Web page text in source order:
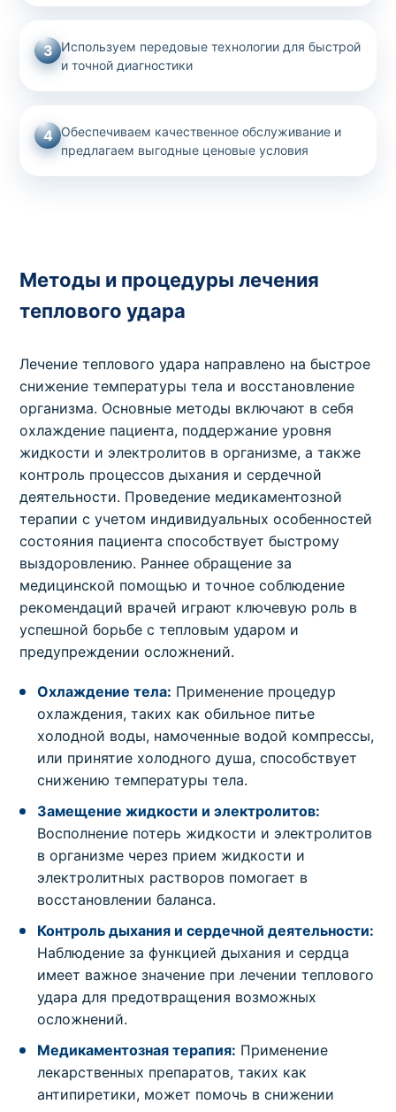
3 Используем передовые технологии для быстрой
и точной диагностики
4 Обеспечиваем качественное обслуживание и
предлагаем выгодные ценовые условия
Методы и процедуры лечения
теплового удара
Лечение теплового удара направлено на быстрое
снижение температуры тела и восстановление
организма. Основные методы включают в себя
охлаждение пациента, поддержание уровня
жидкости и электролитов в организме, а также
контроль процессов дыхания и сердечной
деятельности. Проведение медикаментозной
терапии с учетом индивидуальных особенностей
состояния пациента способствует быстрому
выздоровлению. Раннее обращение за
медицинской помощью и точное соблюдение
рекомендаций врачей играют ключевую роль в
успешной борьбе с тепловым ударом и
предупреждении осложнений.
Охлаждение тела: Применение процедур
охлаждения, таких как обильное питье
холодной воды, намоченные водой компрессы,
или принятие холодного душа, способствует
снижению температуры тела.
Замещение жидкости и электролитов:
Восполнение потерь жидкости и электролитов
в организме через прием жидкости и
электролитных растворов помогает в
восстановлении баланса.
Контроль дыхания и сердечной деятельности:
Наблюдение за функцией дыхания и сердца
имеет важное значение при лечении теплового
удара для предотвращения возможных
осложнений.
Медикаментозная терапия: Применение
лекарственных препаратов, таких как
антипиретики, может помочь в снижении